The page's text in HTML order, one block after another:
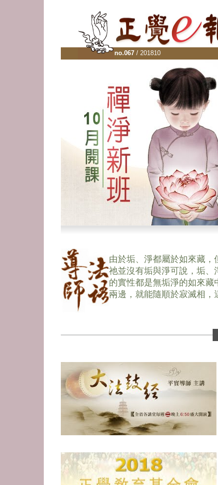
no.067 / 201810
由於垢、淨都屬於如來藏
祂並沒有垢與淨可說，垢
的實性都是無垢淨的如來
兩邊，就能隨順於寂滅相，